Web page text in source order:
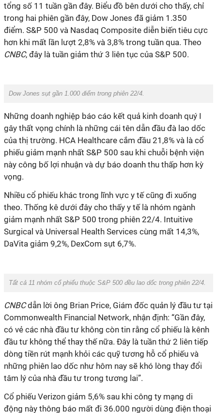
tổng số 11 tuần gần đây. Biểu đồ bên dưới cho thấy, chỉ
trong hai phiên gần đây, Dow Jones đã giảm 1.350
điểm. S&P 500 và Nasdaq Composite diễn biến tiêu cực
hơn khi mất lần lượt 2,8% và 3,8% trong tuần qua. Theo
CNBC, đây là tuần giảm thứ 3 liên tục của S&P 500.
Dow Jones sụt gần 1.000 điểm trong phiên 22/4.
Những doanh nghiệp báo cáo kết quả kinh doanh quý I
gây thất vọng chính là những cái tên dẫn đầu đà lao dốc
của thị trường. HCA Healthcare cắm đầu 21,8% và là cổ
phiếu giảm mạnh nhất S&P 500 sau khi chuỗi bệnh viện
này công bố lợi nhuận và dự báo doanh thu thấp hơn kỳ
vọng.
Nhiều cổ phiếu khác trong lĩnh vực y tế cũng đi xuống
theo. Thống kê dưới đây cho thấy y tế là nhóm ngành
giảm mạnh nhất S&P 500 trong phiên 22/4. Intuitive
Surgical và Universal Health Services cùng mất 14,3%,
DaVita giảm 9,2%, DexCom sụt 6,7%.
Tất cả 11 nhóm cổ phiếu thuộc S&P 500 đều lao dốc trong phiên 22/4.
CNBCdẫn lời ông Brian Price, Giám đốc quản lý đầu tư tại
Commonwealth Financial Network, nhận định: “Gần đây,
có vẻ các nhà đầu tư không còn tin rằng cổ phiếu là kênh
đầu tư không thể thay thế nữa. Đây là tuần thứ 2 liên tiếp
dòng tiền rút mạnh khỏi các quỹ tương hỗ cổ phiếu và
những phiên lao dốc như hôm nay sẽ khó lòng thay đổi
tâm lý của nhà đầu tư trong tương lai”.
Cổ phiếu Verizon giảm 5,6% sau khi công ty mạng di
động này thông báo mất đi 36.000 người dùng điện thoại